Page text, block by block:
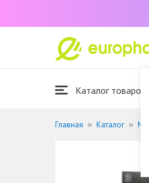
Каталог товаров
Главная Каталог